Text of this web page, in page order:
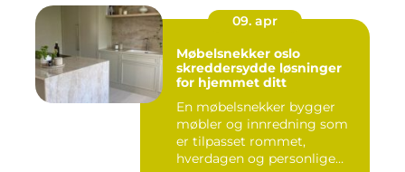
09. apr
Møbelsnekker oslo
skreddersydde løsninger
for hjemmet ditt
En møbelsnekker bygger
møbler og innredning som
er tilpasset rommet,
hverdagen og personlige